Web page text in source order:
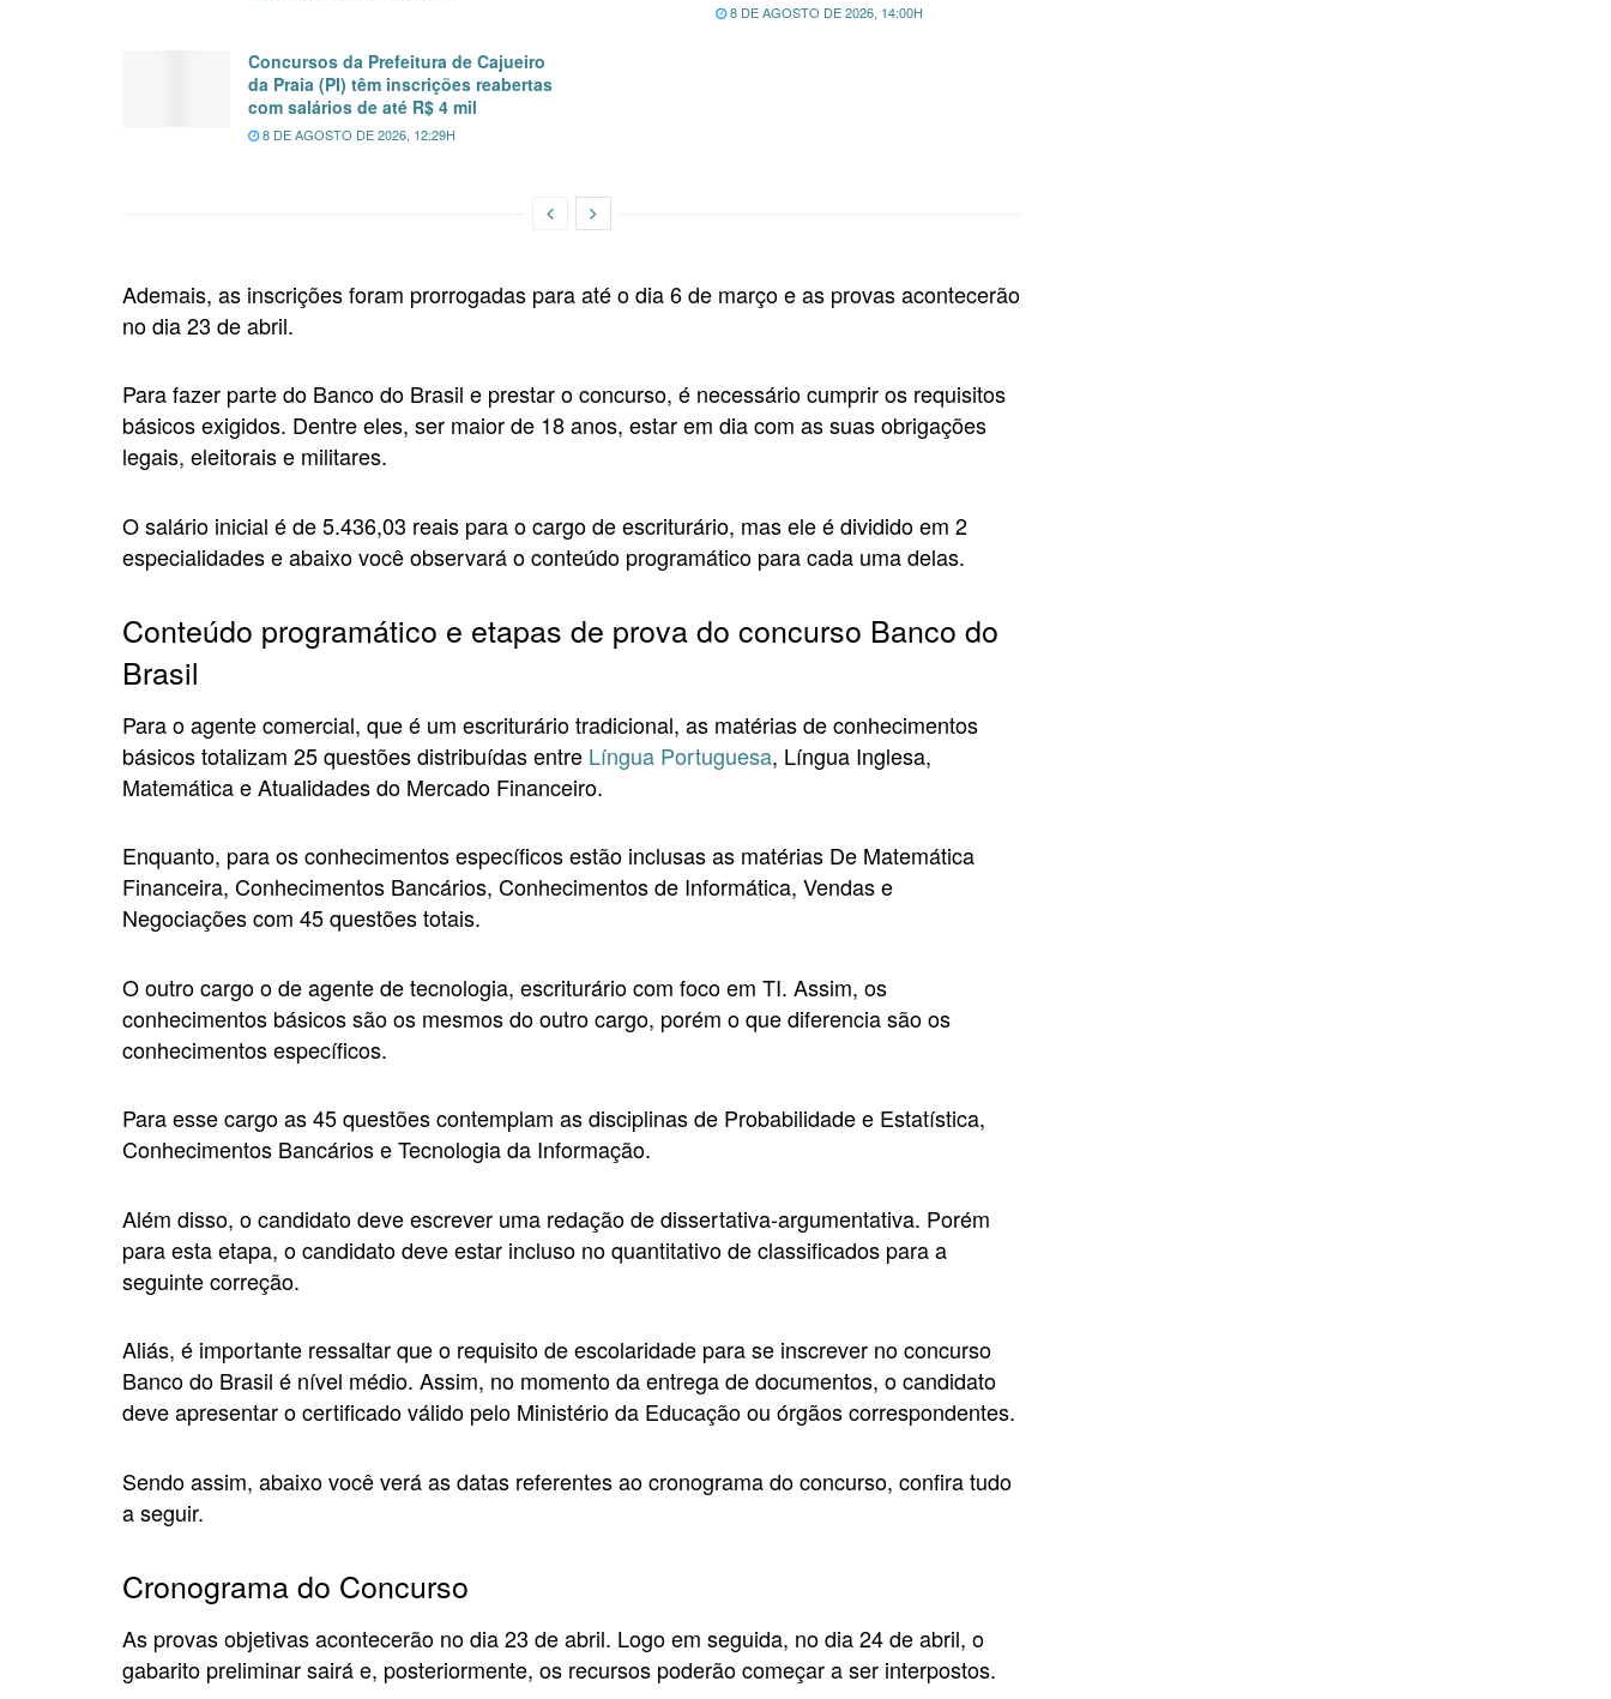
8 DE AGOSTO DE 2026, 14:00H
Concursos da Prefeitura de Cajueiro
da Praia (PI) têm inscrições reabertas
com salários de até R$ 4 mil
8 DE AGOSTO DE 2026, 12:29H
Ademais, as inscrições foram prorrogadas para até o dia 6 de março e as provas acontecerão
no dia 23 de abril.
Para fazer parte do Banco do Brasil e prestar o concurso, é necessário cumprir os requisitos
básicos exigidos. Dentre eles, ser maior de 18 anos, estar em dia com as suas obrigações
legais, eleitorais e militares.
O salário inicial é de 5.436,03 reais para o cargo de escriturário, mas ele é dividido em 2
especialidades e abaixo você observará o conteúdo programático para cada uma delas.
Conteúdo programático e etapas de prova do concurso Banco do
Brasil
Para o agente comercial, que é um escriturário tradicional, as matérias de conhecimentos
básicos totalizam 25 questões distribuídas entre Língua Portuguesa, Língua Inglesa,
Matemática e Atualidades do Mercado Financeiro.
Enquanto, para os conhecimentos específicos estão inclusas as matérias De Matemática
Financeira, Conhecimentos Bancários, Conhecimentos de Informática, Vendas e
Negociações com 45 questões totais.
O outro cargo o de agente de tecnologia, escriturário com foco em TI. Assim, os
conhecimentos básicos são os mesmos do outro cargo, porém o que diferencia são os
conhecimentos específicos.
Para esse cargo as 45 questões contemplam as disciplinas de Probabilidade e Estatística,
Conhecimentos Bancários e Tecnologia da Informação.
Além disso, o candidato deve escrever uma redação de dissertativa-argumentativa. Porém
para esta etapa, o candidato deve estar incluso no quantitativo de classificados para a
seguinte correção.
Aliás, é importante ressaltar que o requisito de escolaridade para se inscrever no concurso
Banco do Brasil é nível médio. Assim, no momento da entrega de documentos, o candidato
deve apresentar o certificado válido pelo Ministério da Educação ou órgãos correspondentes.
Sendo assim, abaixo você verá as datas referentes ao cronograma do concurso, confira tudo
a seguir.
Cronograma do Concurso
As provas objetivas acontecerão no dia 23 de abril. Logo em seguida, no dia 24 de abril, o
gabarito preliminar sairá e, posteriormente, os recursos poderão começar a ser interpostos.